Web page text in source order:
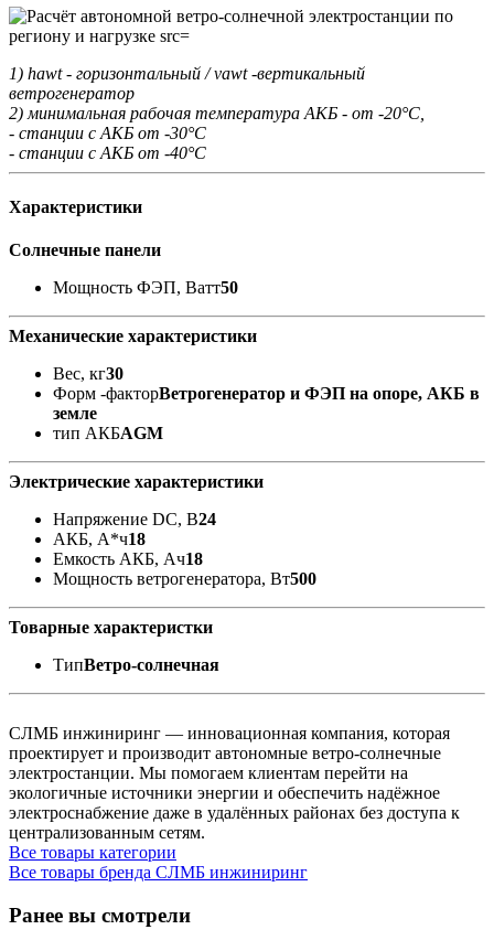
1) hawt - горизонтальный / vawt -вертикальный
ветрогенератор
2) минимальная рабочая температура АКБ - от -20°С,
- станции с АКБ от -30°С
- станции с АКБ от -40°С
Характеристики
Солнечные панели
Мощность ФЭП, Ватт50
Механические характеристики
Вес, кг30
Форм -факторВетрогенератор и ФЭП на опоре, АКБ в
земле
тип АКБAGM
Электрические характеристики
Напряжение DC, В24
АКБ, А*ч18
Емкость АКБ, Ач18
Мощность ветрогенератора, Вт500
Товарные характеристки
ТипВетро-солнечная
СЛМБ инжиниринг — инновационная компания, которая
проектирует и производит автономные ветро‑солнечные
электростанции. Мы помогаем клиентам перейти на
экологичные источники энергии и обеспечить надёжное
электроснабжение даже в удалённых районах без доступа к
централизованным сетям.
Все товары категории
Все товары бренда СЛМБ инжиниринг
Ранее вы смотрели